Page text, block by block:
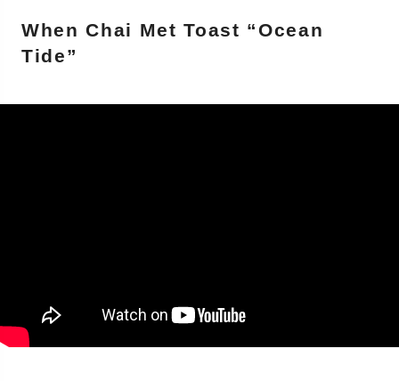
When Chai Met Toast “Ocean
Tide”